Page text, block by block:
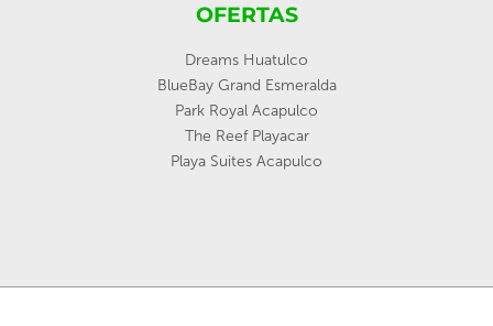
OFERTAS
Dreams Huatulco
BlueBay Grand Esmeralda
Park Royal Acapulco
The Reef Playacar
Playa Suites Acapulco